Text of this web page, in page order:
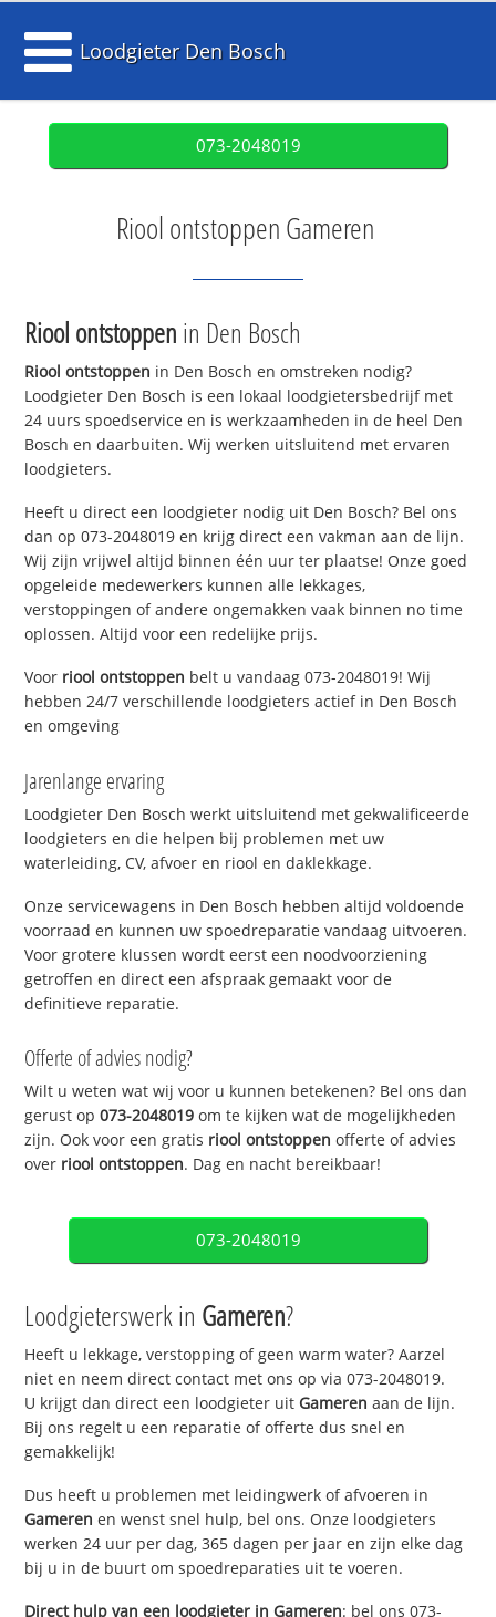
Loodgieter Den Bosch
073-2048019
Riool ontstoppen Gameren
Riool ontstoppen in Den Bosch
Riool ontstoppen in Den Bosch en omstreken nodig?
Loodgieter Den Bosch is een lokaal loodgietersbedrijf met
24 uurs spoedservice en is werkzaamheden in de heel Den
Bosch en daarbuiten. Wij werken uitsluitend met ervaren
loodgieters.
Heeft u direct een loodgieter nodig uit Den Bosch? Bel ons
dan op 073-2048019 en krijg direct een vakman aan de lijn.
Wij zijn vrijwel altijd binnen één uur ter plaatse! Onze goed
opgeleide medewerkers kunnen alle lekkages,
verstoppingen of andere ongemakken vaak binnen no time
oplossen. Altijd voor een redelijke prijs.
Voor riool ontstoppen belt u vandaag 073-2048019! Wij
hebben 24/7 verschillende loodgieters actief in Den Bosch
en omgeving
Jarenlange ervaring
Loodgieter Den Bosch werkt uitsluitend met gekwalificeerde
loodgieters en die helpen bij problemen met uw
waterleiding, CV, afvoer en riool en daklekkage.
Onze servicewagens in Den Bosch hebben altijd voldoende
voorraad en kunnen uw spoedreparatie vandaag uitvoeren.
Voor grotere klussen wordt eerst een noodvoorziening
getroffen en direct een afspraak gemaakt voor de
definitieve reparatie.
Offerte of advies nodig?
Wilt u weten wat wij voor u kunnen betekenen? Bel ons dan
gerust op073-2048019 om te kijken wat de mogelijkheden
zijn. Ook voor een gratis riool ontstoppen offerte of advies
over riool ontstoppen. Dag en nacht bereikbaar!
073-2048019
Loodgieterswerk in Gameren?
Heeft u lekkage, verstopping of geen warm water? Aarzel
niet en neem direct contact met ons op via 073-2048019.
U krijgt dan direct een loodgieter uit Gameren aan de lijn.
Bij ons regelt u een reparatie of offerte dus snel en
gemakkelijk!
Dus heeft u problemen met leidingwerk of afvoeren in
Gameren en wenst snel hulp, bel ons. Onze loodgieters
werken 24 uur per dag, 365 dagen per jaar en zijn elke dag
bij u in de buurt om spoedreparaties uit te voeren.
Direct hulp van een loodgieter in Gameren: bel ons 073-